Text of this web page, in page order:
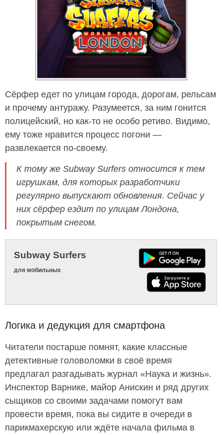
Сёрфер едет по улицам города, дорогам, рельсам
и прочему антуражу. Разумеется, за ним гонится
полицейский, но как-то не особо ретиво. Видимо,
ему тоже нравится процесс погони —
развлекается по-своему.
К тому же Subway Surfers относится к тем
игрушкам, для которых разработчики
регулярно выпускают обновления. Сейчас у
них сёрфер ездит по улицам Лондона,
покрытым снегом.
Subway Surfers
для мобильных
Логика и дедукция для смартфона
Читатели постарше помнят, какие классные
детективные головоломки в своё время
предлагал разгадывать журнал «Наука и жизнь».
Инспектор Варнике, майор Анискин и ряд других
сыщиков со своими задачами помогут вам
провести время, пока вы сидите в очереди в
парикмахерскую или ждёте начала фильма в